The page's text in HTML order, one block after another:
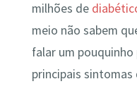
milhões de
meio não sabem
falar um pouquinho
principais